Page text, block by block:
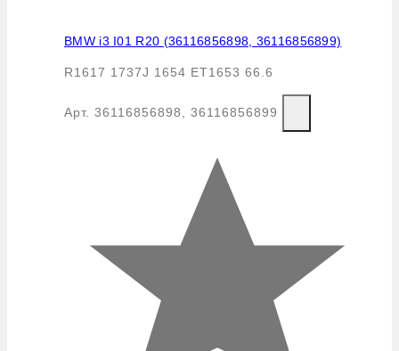
BMW i3 I01 R20 (36116856898, 36116856899)
R1617 1737J 1654 ET1653 66.6
Арт. 36116856898, 36116856899